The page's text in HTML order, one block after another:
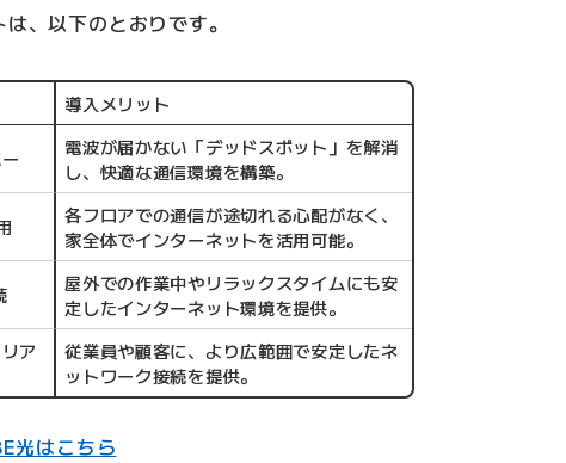
、以下のとおりです。
導入メリット
電波が届かない「デッドスポット」を解消
し、快適な通信環境を構築。
各フロアでの通信が途切れる心配がなく、
家全体でインターネットを活用可能。
屋外での作業中やリラックスタイムにも安
定したインターネット環境を提供。
ア
従業員や顧客に、より広範囲で安定したネ
ットワーク接続を提供。
光はこちら